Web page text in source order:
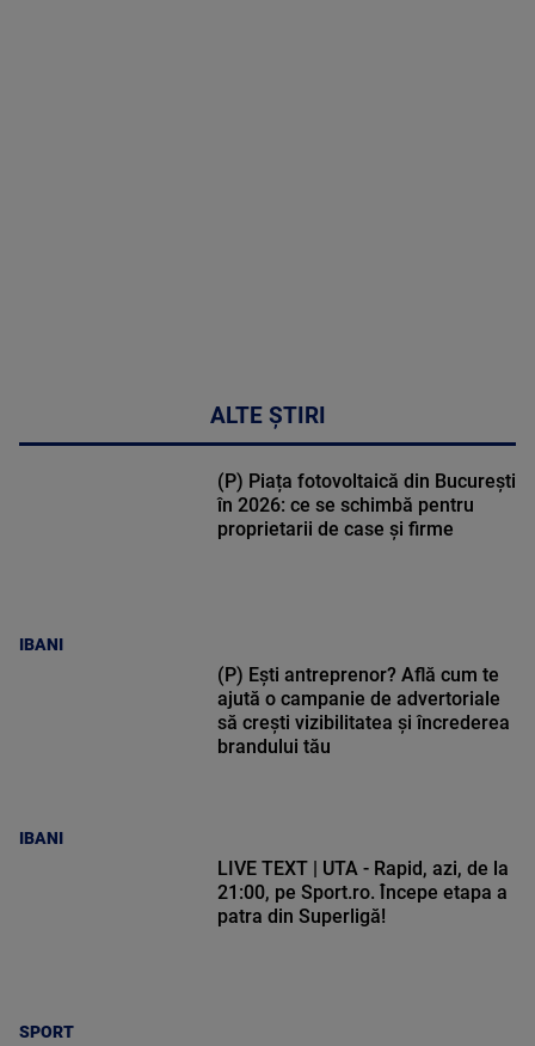
ALTE ȘTIRI
IBANI
(P) Piața fotovoltaică din București
în 2026: ce se schimbă pentru
proprietarii de case și firme
IBANI
(P) Ești antreprenor? Află cum te
ajută o campanie de advertoriale
să crești vizibilitatea și încrederea
brandului tău
SPORT
LIVE TEXT | UTA - Rapid, azi, de la
21:00, pe Sport.ro. Începe etapa a
patra din Superligă!